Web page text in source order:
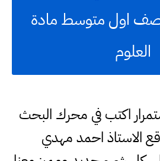
اول متوسط مادة
العلوم
اكتب في محرك البحث
الاستاذ احمد مهدي